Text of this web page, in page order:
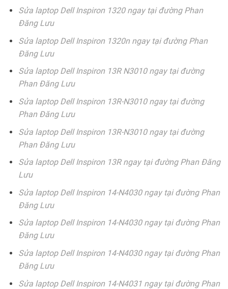
Sửa laptop Dell Inspiron 1320 ngay tại đường Phan
Đăng Lưu
Sửa laptop Dell Inspiron 1320n ngay tại đường Phan
Đăng Lưu
Sửa laptop Dell Inspiron 13R N3010 ngay tại đường
Phan Đăng Lưu
Sửa laptop Dell Inspiron 13R-N3010 ngay tại đường
Phan Đăng Lưu
Sửa laptop Dell Inspiron 13R-N3010 ngay tại đường
Phan Đăng Lưu
Sửa laptop Dell Inspiron 13R ngay tại đường Phan Đăng
Lưu
Sửa laptop Dell Inspiron 14-N4030 ngay tại đường Phan
Đăng Lưu
Sửa laptop Dell Inspiron 14-N4030 ngay tại đường Phan
Đăng Lưu
Sửa laptop Dell Inspiron 14-N4030 ngay tại đường Phan
Đăng Lưu
Sửa laptop Dell Inspiron 14-N4031 ngay tại đường Phan